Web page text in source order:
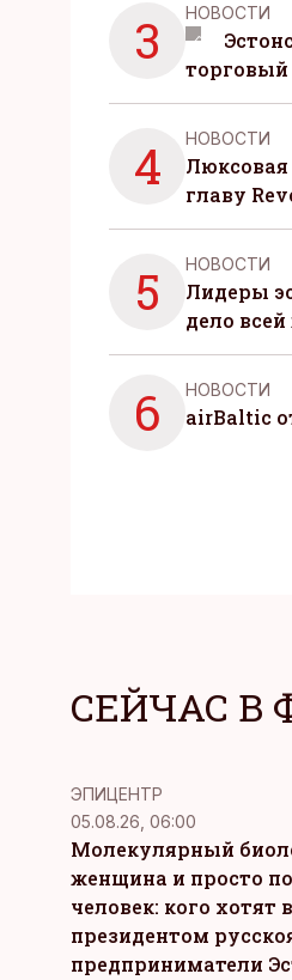
3 НОВОСТИ
торговый
4 НОВОСТИ
Люксовая
главу
5 НОВОСТИ
Лидеры
дело
6 НОВОСТИ
airBaltic
СЕЙЧАС В
ЭПИЦЕНТР
05.08.26, 06:00
Молекулярный
женщина и просто
человек: кого хотят
президентом
предприниматели